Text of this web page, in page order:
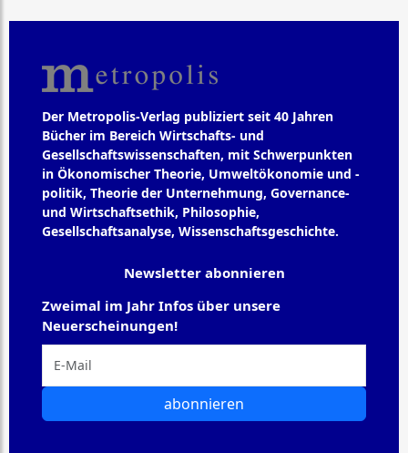
Der Metropolis-Verlag publiziert seit 40 Jahren
Bücher im Bereich Wirtschafts- und
Gesellschaftswissenschaften, mit Schwerpunkten
in Ökonomischer Theorie, Umweltökonomie und -
politik, Theorie der Unternehmung, Governance-
und Wirtschaftsethik, Philosophie,
Gesellschaftsanalyse, Wissenschaftsgeschichte.
Newsletter abonnieren
Zweimal im Jahr Infos über unsere
Neuerscheinungen!
abonnieren